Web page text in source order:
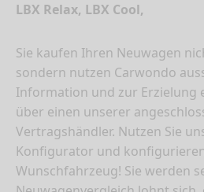
LBX Relax, LBX Cool,
Sie kaufen Ihren Neuwagen
sondern nutzen Carwondo
Information und zur Erzielung
über einen unserer
Vertragshändler. Nutzen Sie
Konfigurator und
Wunschfahrzeug! Sie werden